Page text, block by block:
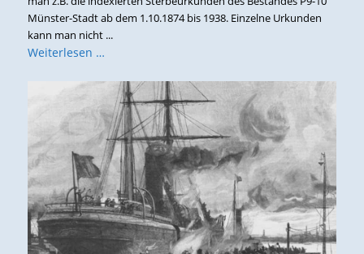
Münster-Stadt ab dem 1.10.1874 bis 1938. Einzelne Urkunden
kann man nicht ...
Weiterlesen …